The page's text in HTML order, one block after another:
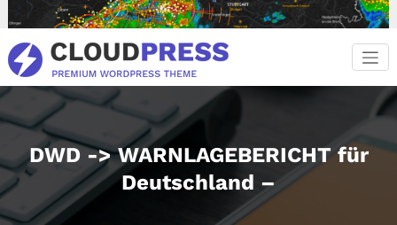
Inhalt
springen
DWD -> WARNLAGEBERICHT für
Deutschland –